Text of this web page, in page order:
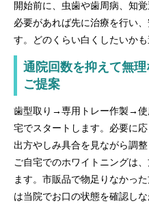
開始前に、虫歯や歯周病、知
必要があれば先に治療を行い
す。どのくらい白くしたいか
通院回数を抑えて無
ご提案
歯型取り→専用トレー作製→使
宅でスタートします。必要に
出方やしみ具合を見ながら調整
ご自宅でのホワイトニングは
ます。市販品で物足りなかっ
は当院でお口の状態を確認しな